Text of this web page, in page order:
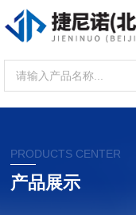
PRODUCTS CENTER
产品展示